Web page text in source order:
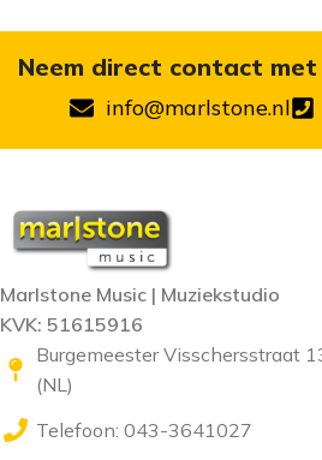
Neem direct contact
info@marlstone.nl
Marlstone Music | Muziekstudio
KVK: 51615916
Burgemeester Visschersstraat
(NL)
Telefoon: 043-3641027